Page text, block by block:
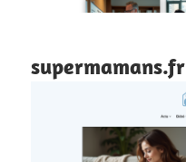
supermamans.fr